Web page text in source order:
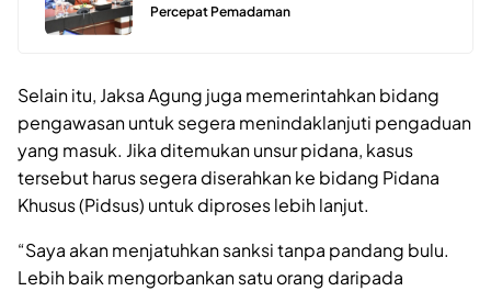
Percepat Pemadaman
Selain itu, Jaksa Agung juga memerintahkan bidang
pengawasan untuk segera menindaklanjuti pengaduan
yang masuk. Jika ditemukan unsur pidana, kasus
tersebut harus segera diserahkan ke bidang Pidana
Khusus (Pidsus) untuk diproses lebih lanjut.
“Saya akan menjatuhkan sanksi tanpa pandang bulu.
Lebih baik mengorbankan satu orang daripada